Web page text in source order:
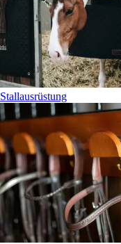
Stallausrüstung